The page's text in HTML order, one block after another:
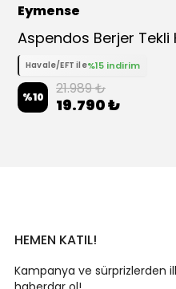
Eymense
Aspendos Berjer Tekli
Havale/EFT ile%15 indirim
%10 21.989 ₺
19.790 ₺
HEMEN KATIL!
Kampanya ve sürprizlerden